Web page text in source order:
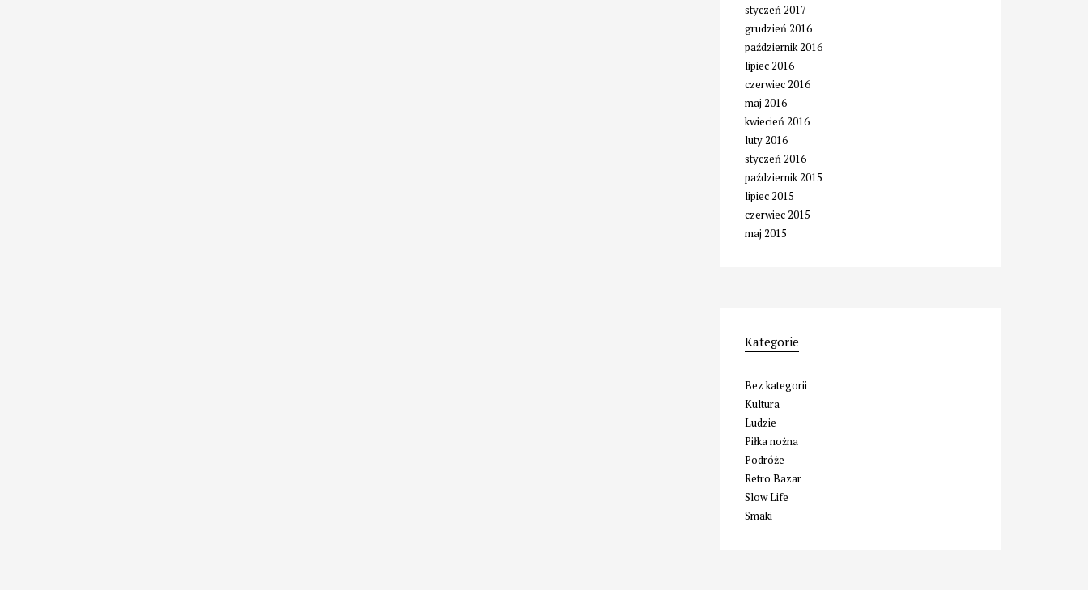
styczeń 2017
grudzień 2016
październik 2016
lipiec 2016
czerwiec 2016
maj 2016
kwiecień 2016
luty 2016
styczeń 2016
październik 2015
lipiec 2015
czerwiec 2015
maj 2015
Kategorie
Bez kategorii
Kultura
Ludzie
Piłka nożna
Podróże
Retro Bazar
Slow Life
Smaki